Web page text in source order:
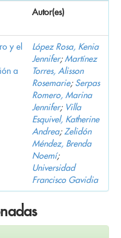
Autor(es)
y el
a
López Rosa, Kenia
Jennifer;Martínez
Torres, Alisson
Rosemarie; Serpas
Romero, Marina
Jennifer; Villa
Esquivel, Katherine
Andrea; Zelidón
Méndez, Brenda
Noemí;
Universidad
Francisco Gavidia